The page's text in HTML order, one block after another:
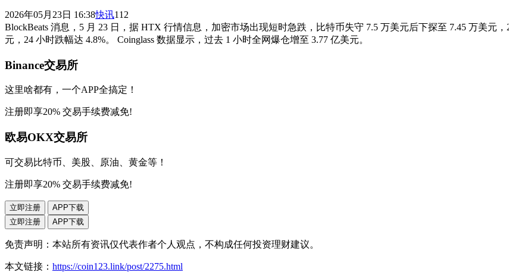
2026年05月23日 16:38快讯112
BlockBeats 消息，5 月 23 日，据 HTX 行情信息，加密市场出现短时急跌，比特币失守 7.5 万美元后下探至 7.45 万美元
元，24 小时跌幅达 4.8%。 Coinglass 数据显示，过去 1 小时全网爆仓增至 3.77 亿美元。
Binance交易所
这里啥都有，一个APP全搞定！
注册即享20% 交易手续费减免!
欧易OKX交易所
可交易比特币、美股、原油、黄金等！
注册即享20% 交易手续费减免!
立即注册
APP下载
立即注册
APP下载
免责声明：本站所有资讯仅代表作者个人观点，不构成任何投资理财建议。
本文链接： https://coin123.link/post/2275.html